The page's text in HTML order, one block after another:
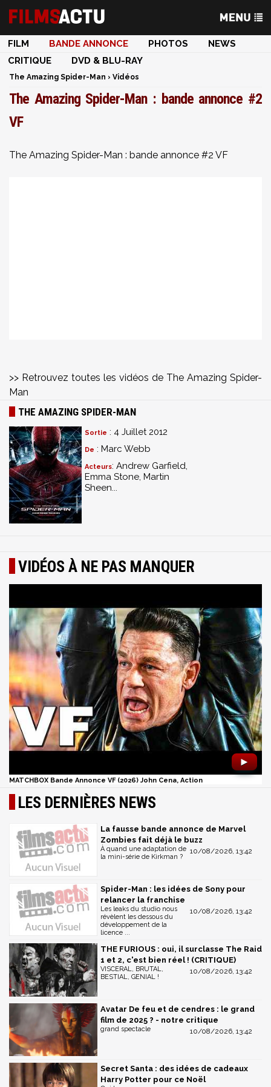
FILM BANDE ANNONCE PHOTOS
NEWS
CRITIQUE
DVD & BLU-RAY
The Amazing Spider-Man › Vidéos
The Amazing Spider-Man : bande annonce #2
VF
The Amazing Spider-Man : bande annonce #2 VF
>> Retrouvez toutes les vidéos de The Amazing Spider-
Man
THE AMAZING SPIDER-MAN
Sortie : 4 Juillet 2012
De : Marc Webb
Acteurs: Andrew Garfield,
Emma Stone, Martin
Sheen...
VIDÉOS À NE PAS MANQUER
►
MATCHBOX Bande Annonce VF (2026) John Cena, Action
LES DERNIÈRES NEWS
La fausse bande annonce de Marvel
Zombies fait déjà le buzz
10/08/2026, 13:42
À quand une adaptation de
la mini-série de Kirkman ?
Spider-Man : les idées de Sony pour
relancer la franchise
10/08/2026, 13:42
Les leaks du studio nous
révèlent les dessous du
développement de la
licence ...
THE FURIOUS : oui, il surclasse The Raid
1 et 2, c'est bien réel ! (CRITIQUE)
10/08/2026, 13:42
VISCERAL, BRUTAL,
BESTIAL, GENIAL !
Avatar De feu et de cendres : le grand
film de 2025 ? - notre critique
10/08/2026, 13:42
grand spectacle
Secret Santa : des idées de cadeaux
Harry Potter pour ce Noël